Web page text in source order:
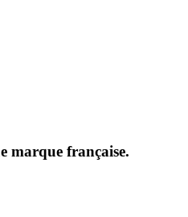
marque française.